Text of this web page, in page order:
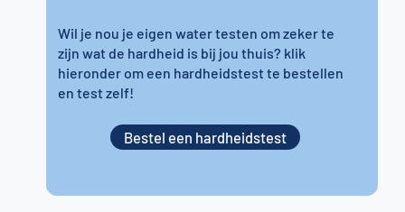
Wil je nou je eigen water testen om zeker te
zijn wat de hardheid is bij jou thuis? klik
hieronder om een hardheidstest te bestellen
en test zelf!
Bestel een hardheidstest